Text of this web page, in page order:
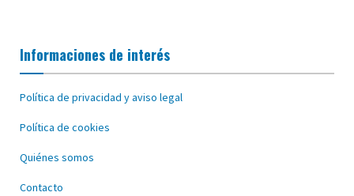
Informaciones de interés
Política de privacidad y aviso legal
Política de cookies
Quiénes somos
Contacto